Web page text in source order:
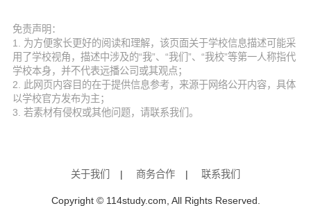
免责声明：
1. 为方便家长更好的阅读和理解，该页面关于学校信息描述可能采
用了学校视角，描述中涉及的“我”、“我们”、“我校”等第一人称指代
学校本身，并不代表远播公司或其观点；
2. 此网页内容目的在于提供信息参考，来源于网络公开内容，具体
以学校官方发布为主；
3. 若素材有侵权或其他问题，请联系我们。
关于我们 | 商务合作 | 联系我们
Copyright © 114study.com, All Rights Reserved.